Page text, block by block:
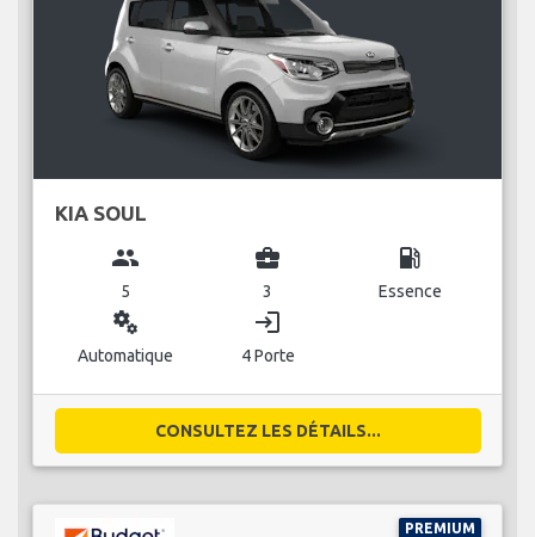
KIA SOUL
group
5
business_center
3
local_gas_station
Essence
miscellaneous_services
Automatique
login
4 Porte
CONSULTEZ LES DÉTAILS...
PREMIUM